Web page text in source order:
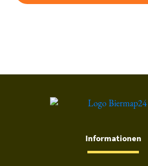
Informationen